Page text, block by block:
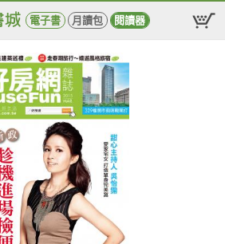
電子書 月讀包 閱讀器